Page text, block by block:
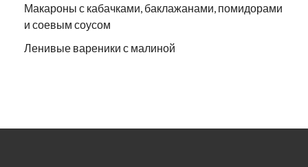
Макароны с кабачками, баклажанами, помидорами
и соевым соусом
Ленивые вареники с малиной